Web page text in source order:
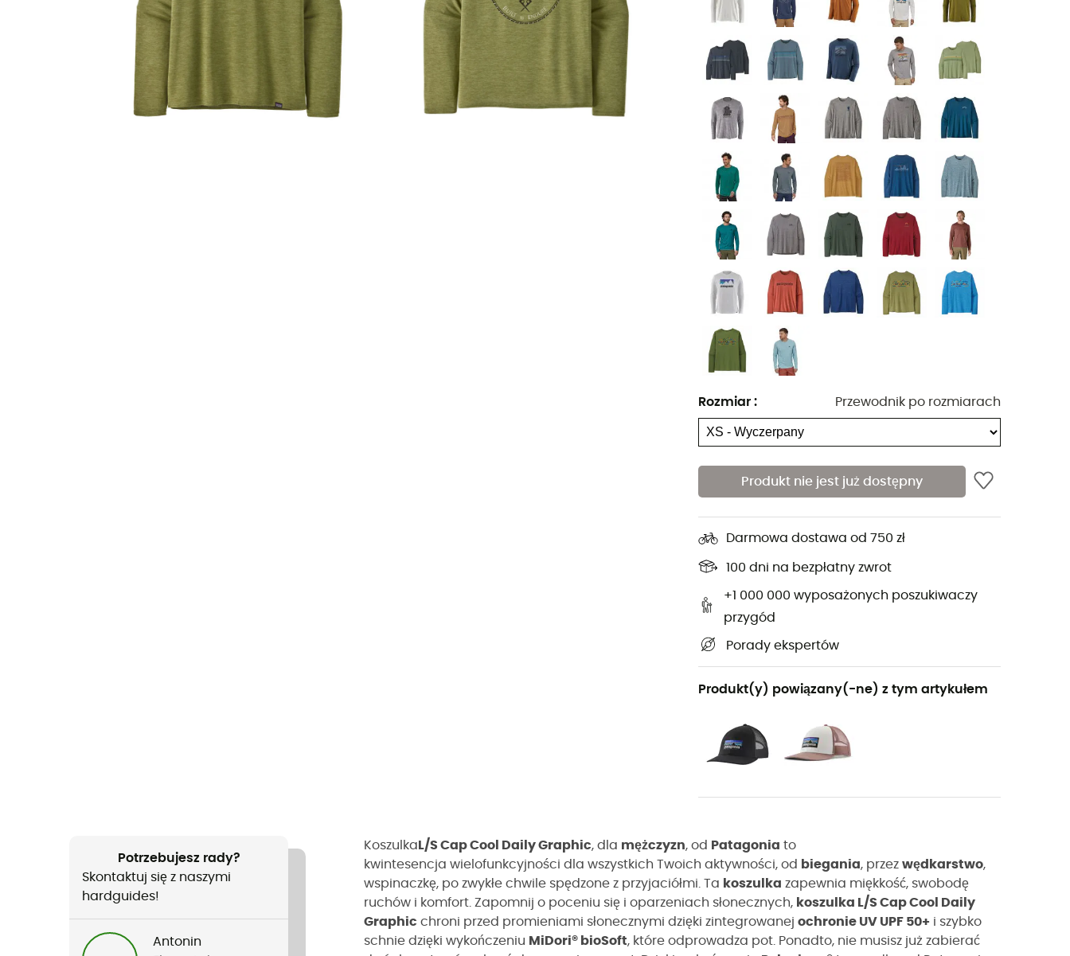
Rozmiar : Przewodnik po rozmiarach
Produkt nie jest już dostępny
Darmowa dostawa od 750 zł
100 dni na bezpłatny zwrot
+1 000 000 wyposażonych poszukiwaczy
przygód
Porady ekspertów
Produkt(y) powiązany(-ne) z tym artykułem
Potrzebujesz rady?
Skontaktuj się z naszymi
hardguides!
Antonin
Koszulka L/S Cap Cool Daily Graphic, dla mężczyzn, od Patagonia to
kwintesencja wielofunkcyjności dla wszystkich Twoich aktywności, od biegania, przez wędkarstwo,
wspinaczkę, po zwykłe chwile spędzone z przyjaciółmi. Ta koszulka zapewnia miękkość, swobodę
ruchów i komfort. Zapomnij o poceniu się i oparzeniach słonecznych, koszulka L/S Cap Cool Daily
Graphic chroni przed promieniami słonecznymi dzięki zintegrowanej ochronie UV UPF 50+ i szybko
schnie dzięki wykończeniu MiDori® bioSoft, które odprowadza pot. Ponadto, nie musisz już zabierać